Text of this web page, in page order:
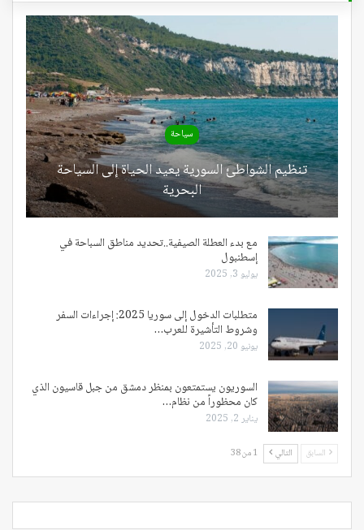
سياحة
تنظيم الشواطئ السورية يعيد الحياة إلى السياحة
البحرية
مع بدء العطلة الصيفية..تحديد مناطق السباحة في
إسطنبول
يوليو 3, 2025
متطلبات الدخول إلى سوريا 2025: إجراءات السفر
وشروط التأشيرة للعرب…
يونيو 20, 2025
السوريون يستمتعون بمنظر دمشق من جبل قاسيون الذي
كان محظوراً من نظام…
يناير 2, 2025
السابق التالي 1 من 38